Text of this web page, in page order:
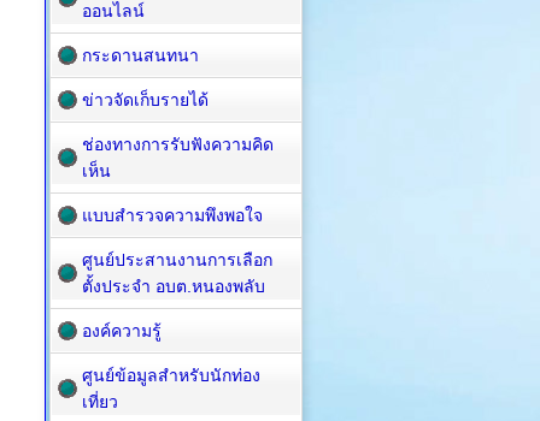
ออนไลน์
กระดานสนทนา
ข่าวจัดเก็บรายได้
ช่องทางการรับฟังความคิด
เห็น
แบบสำรวจความพึงพอใจ
ศูนย์ประสานงานการเลือก
ตั้งประจำ อบต.หนองพลับ
องค์ความรู้
ศูนย์ข้อมูลสำหรับนักท่อง
เที่ยว